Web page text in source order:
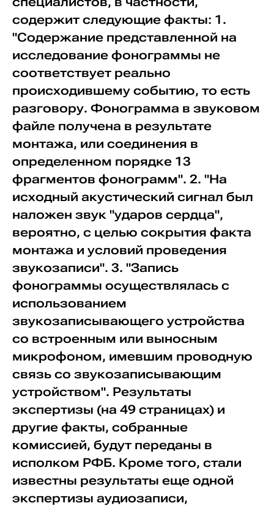
содержит следующие факты: 1.
"Содержание представленной на
исследование фонограммы не
соответствует реально
происходившему событию, то есть
разговору. Фонограмма в звуковом
файле получена в результате
монтажа, или соединения в
определенном порядке 13
фрагментов фонограмм". 2. "На
исходный акустический сигнал был
наложен звук "ударов сердца",
вероятно, с целью сокрытия факта
монтажа и условий проведения
звукозаписи". 3. "Запись
фонограммы осуществлялась с
использованием
звукозаписывающего устройства
со встроенным или выносным
микрофоном, имевшим проводную
связь со звукозаписывающим
устройством". Результаты
экспертизы (на 49 страницах) и
другие факты, собранные
комиссией, будут переданы в
исполком РФБ. Кроме того, стали
известны результаты еще одной
экспертизы аудиозаписи,